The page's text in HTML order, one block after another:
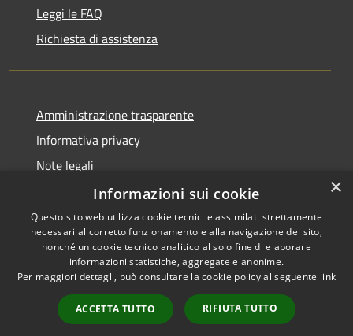
Leggi le FAQ
Richiesta di assistenza
Amministrazione trasparente
Informativa privacy
Note legali
Dichiarazione di accessibilità
RSS
Accessibilità
Copyright © 2026 • Comune di
Vergiate • Powered by
Municipium•
Accesso
redazione
×
Informazioni sui cookie
Questo sito web utilizza cookie tecnici e assimilati strettamente
necessari al corretto funzionamento e alla navigazione del sito,
nonché un cookie tecnico analitico al solo fine di elaborare
informazioni statistiche, aggregate e anonime.
Per maggiori dettagli, può consultare la cookie policy al seguente link
ACCETTA TUTTO RIFIUTA TUTTO